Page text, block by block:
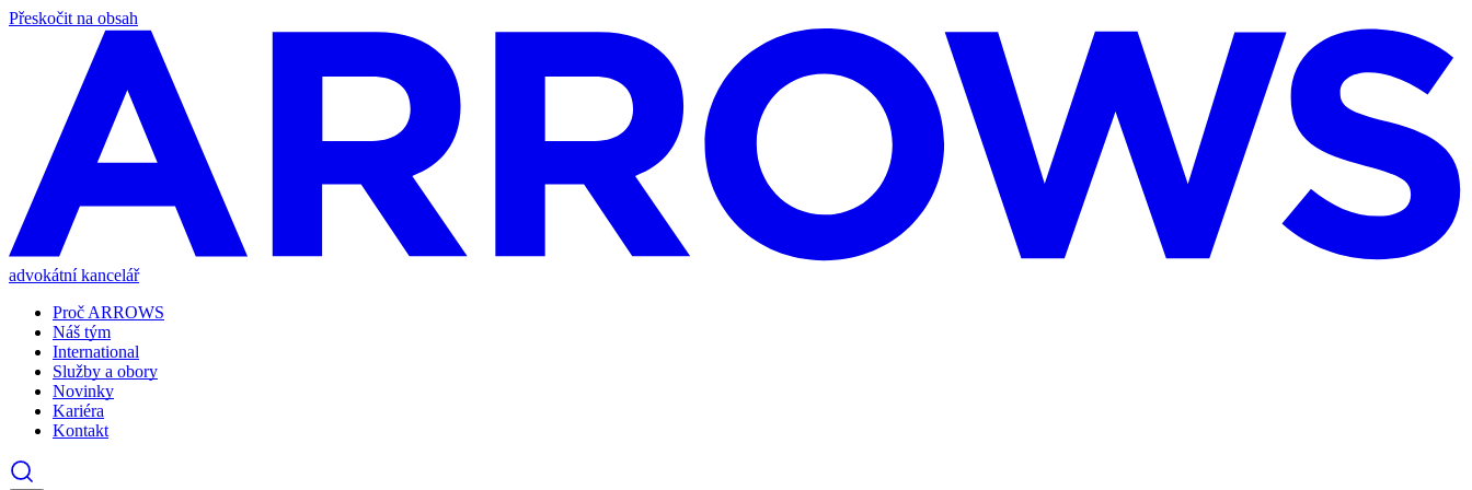
Přeskočit na obsah
advokátní kancelář
Proč ARROWS
Náš tým
International
Služby a obory
Novinky
Kariéra
Kontakt